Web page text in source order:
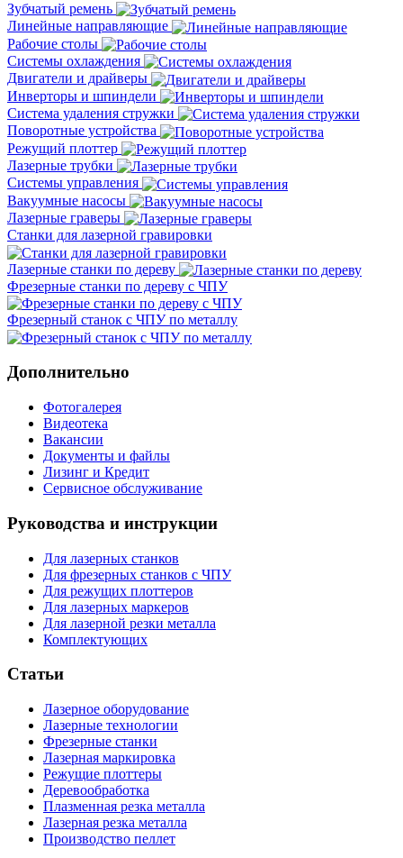
Зубчатый ремень
Линейные направляющие
Рабочие столы
Системы охлаждения
Двигатели и драйверы
Инверторы и шпиндели
Система удаления стружки
Поворотные устройства
Режущий плоттер
Лазерные трубки
Системы управления
Вакуумные насосы
Лазерные граверы
Станки для лазерной гравировки
Лазерные станки по дереву
Фрезерные станки по дереву с ЧПУ
Фрезерный станок с ЧПУ по металлу
Дополнительно
Фотогалерея
Видеотека
Вакансии
Документы и файлы
Лизинг и Кредит
Сервисное обслуживание
Руководства и инструкции
Для лазерных станков
Для фрезерных станков с ЧПУ
Для режущих плоттеров
Для лазерных маркеров
Для лазерной резки металла
Комплектующих
Статьи
Лазерное оборудование
Лазерные технологии
Фрезерные станки
Лазерная маркировка
Режущие плоттеры
Деревообработка
Плазменная резка металла
Лазерная резка металла
Производство пеллет